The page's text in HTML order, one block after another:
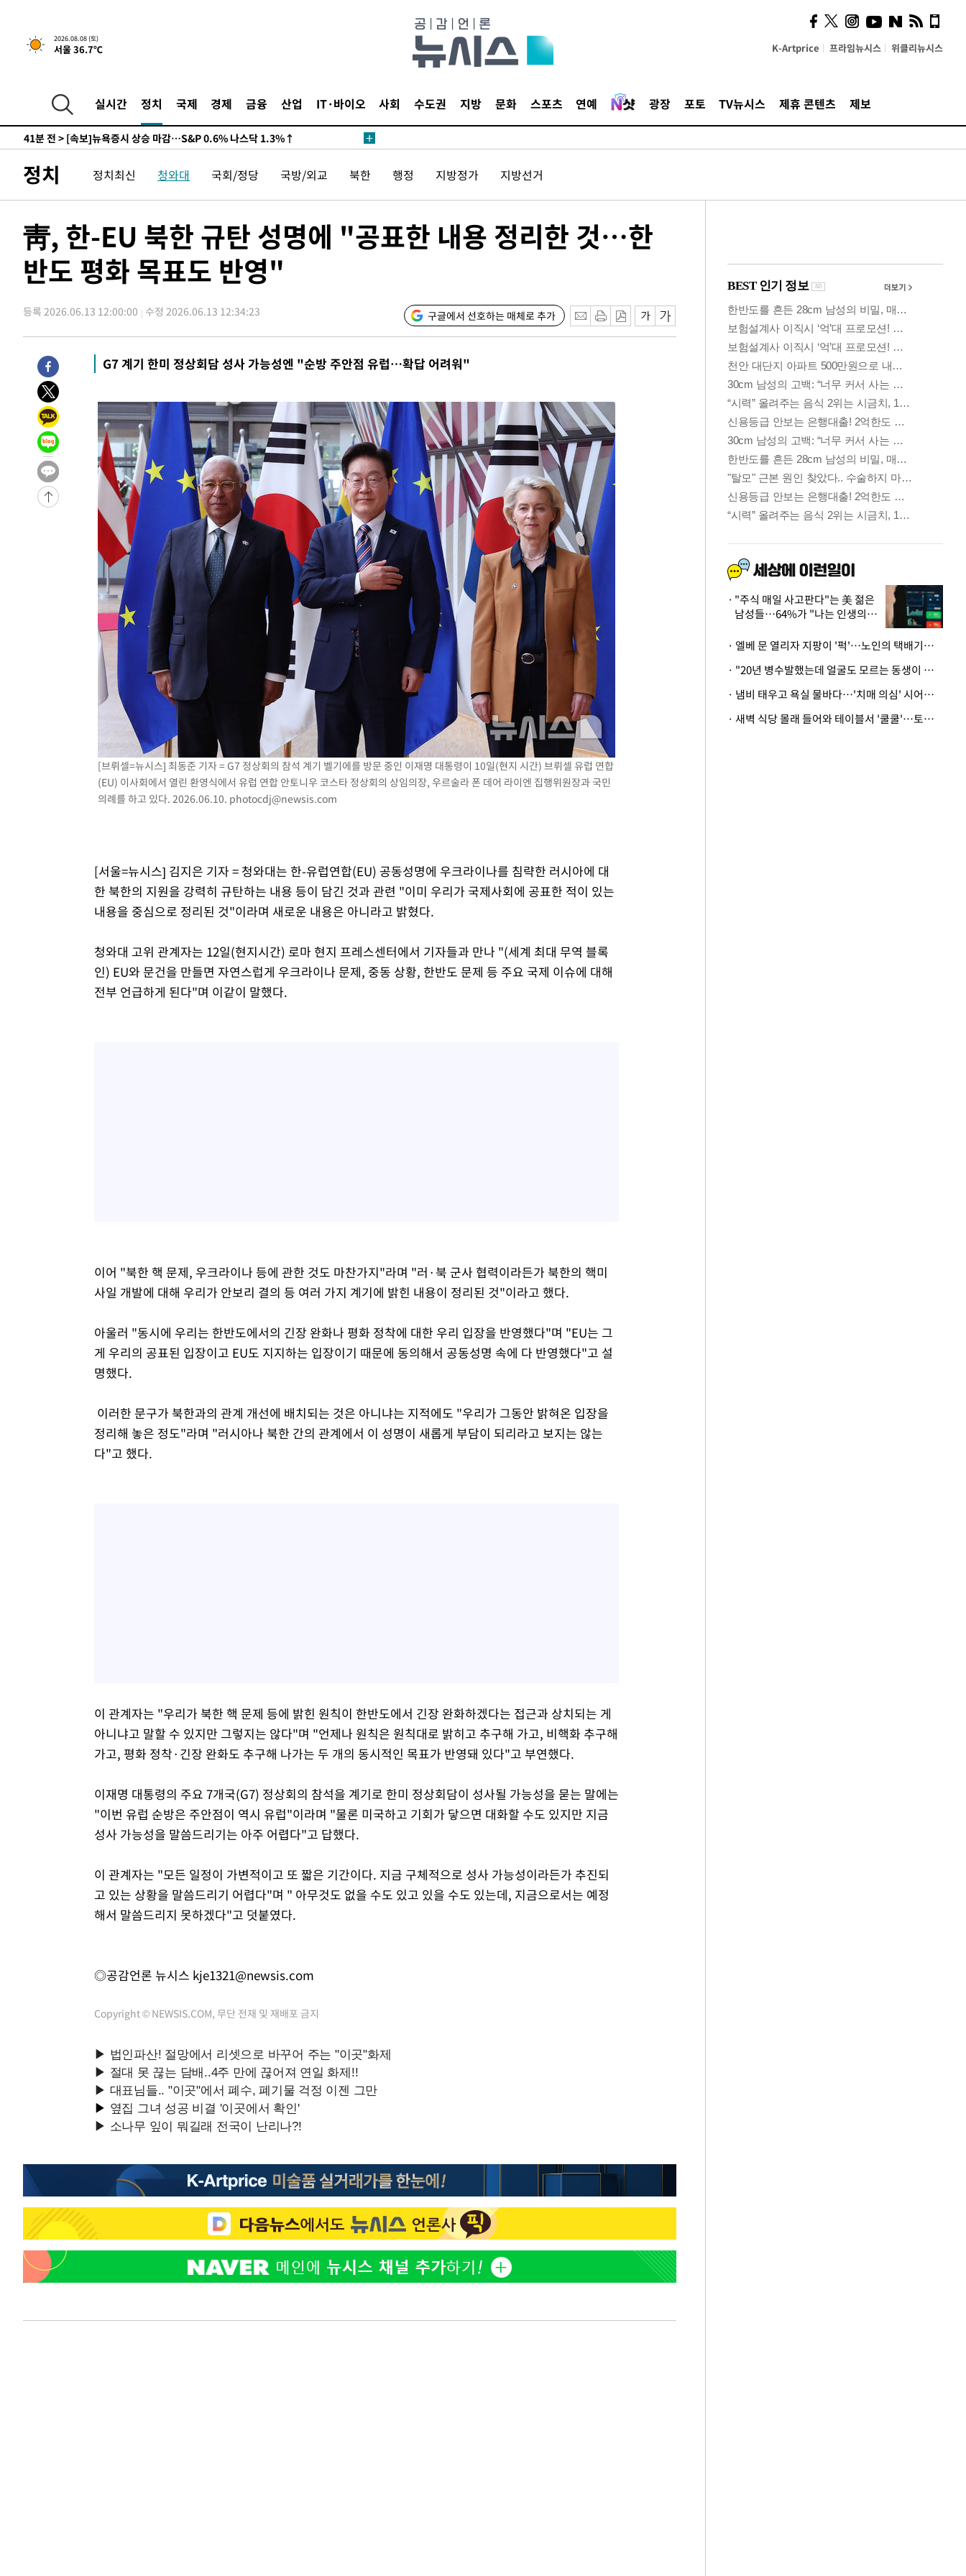
2026.08.08 (토)
서울 36.7℃ K-Artprice 프라임뉴시스 위클리뉴시스
실시간 정치 국제 경제 금융 산업 IT·바이오 사회 수도권 지방 문화 스포츠 연예 광장 포토 TV뉴시스 제휴 콘텐츠 제보
-23976초 전 >여수 오동도 해상서 모터보트 전복…1명 사망·1명 실종
-20203초 전 >극한폭염 한풀 꺾이지만…'낮 최고 35도' 무더위, 열대야 계속[다음
-15738초 전 >
[속보]'압수수색·성접대 논란' 축구협회 "실망과 걱정 안겨드려 죄
-4359초 전 >
41분 전 > [속보]뉴욕증시 상승 마감…S&P 0.6% 나스닥 1.3%↑
-27086초 전 >
선재도서 해루질 나섰다 실종 60대, 닷새 만에 숨진 채 발견
-24620초 전 >남자 농구, 나고야 아시안게임서 '홈팀' 일본과 한일전
-20223초 전 > 극한폭염 한풀 꺾이지만…'낮 최고 35도' 무더위, 열대야 계속[다음
주 날씨]
-17241초 전 >축구협회 "압수수색·성접대 논란 사과…쇄신의 기회로 삼겠다"
-15758초 전 > [속보]'압수수색·성접대 논란' 축구협회 "실망과 걱정 안겨드려 죄
41분 전 >[속보]뉴욕증시 상승 마감…S&P 0.6% 나스닥 1.3%↑
정치 정치최신 청와대 국회/정당 국방/외교 북한 행정 지방정가 지방선거
靑, 한-EU 북한 규탄 성명에 "공표한 내용 정리한 것…한
반도 평화 목표도 반영"
등록 2026.06.13 12:00:00 수정 2026.06.13 12:34:23 구글에서 선호하는 매체로 추가
G7 계기 한미 정상회담 성사 가능성엔 "순방 주안점 유럽…확답 어려워"
[브뤼셀=뉴시스] 최동준 기자 = G7 정상회의 참석 계기 벨기에를 방문 중인 이재명 대통령이 10일(현지 시간) 브뤼셀 유럽 연합
(EU) 이사회에서 열린 환영식에서 유럽 연합 안토니우 코스타 정상회의 상임의장, 우르술라 폰 데어 라이엔 집행위원장과 국민
의례를 하고 있다. 2026.06.10. photocdj@newsis.com
[서울=뉴시스] 김지은 기자 = 청와대는 한-유럽연합(EU) 공동성명에 우크라이나를 침략한 러시아에 대
한 북한의 지원을 강력히 규탄하는 내용 등이 담긴 것과 관련 "이미 우리가 국제사회에 공표한 적이 있는
내용을 중심으로 정리된 것"이라며 새로운 내용은 아니라고 밝혔다.
청와대 고위 관계자는 12일(현지시간) 로마 현지 프레스센터에서 기자들과 만나 "(세계 최대 무역 블록
인) EU와 문건을 만들면 자연스럽게 우크라이나 문제, 중동 상황, 한반도 문제 등 주요 국제 이슈에 대해
전부 언급하게 된다"며 이같이 말했다.
이어 "북한 핵 문제, 우크라이나 등에 관한 것도 마찬가지"라며 "러·북 군사 협력이라든가 북한의 핵미
사일 개발에 대해 우리가 안보리 결의 등 여러 가지 계기에 밝힌 내용이 정리된 것"이라고 했다.
아울러 "동시에 우리는 한반도에서의 긴장 완화나 평화 정착에 대한 우리 입장을 반영했다"며 "EU는 그
게 우리의 공표된 입장이고 EU도 지지하는 입장이기 때문에 동의해서 공동성명 속에 다 반영했다"고 설
명했다.
이러한 문구가 북한과의 관계 개선에 배치되는 것은 아니냐는 지적에도 "우리가 그동안 밝혀온 입장을
정리해 놓은 정도"라며 "러시아나 북한 간의 관계에서 이 성명이 새롭게 부담이 되리라고 보지는 않는
다"고 했다.
이 관계자는 "우리가 북한 핵 문제 등에 밝힌 원칙이 한반도에서 긴장 완화하겠다는 접근과 상치되는 게
아니냐고 말할 수 있지만 그렇지는 않다"며 "언제나 원칙은 원칙대로 밝히고 추구해 가고, 비핵화 추구해
가고, 평화 정착·긴장 완화도 추구해 나가는 두 개의 동시적인 목표가 반영돼 있다"고 부연했다.
이재명 대통령의 주요 7개국(G7) 정상회의 참석을 계기로 한미 정상회담이 성사될 가능성을 묻는 말에는
"이번 유럽 순방은 주안점이 역시 유럽"이라며 "물론 미국하고 기회가 닿으면 대화할 수도 있지만 지금
성사 가능성을 말씀드리기는 아주 어렵다"고 답했다.
이 관계자는 "모든 일정이 가변적이고 또 짧은 기간이다. 지금 구체적으로 성사 가능성이라든가 추진되
고 있는 상황을 말씀드리기 어렵다"며 " 아무것도 없을 수도 있고 있을 수도 있는데, 지금으로서는 예정
해서 말씀드리지 못하겠다"고 덧붙였다.
◎공감언론 뉴시스 kje1321@newsis.com
Copyright © NEWSIS.COM, 무단 전재 및 재배포 금지
사이 해답 찾았죠"…알을
깨고 나온 '초자아'
"주식 매일 사고판다"는 美 젊은
남성들…64%가 "나는 인생의
· 엘베 문 열리자 지팡이 '퍽'…노인의 택배기사 폭행 이유
· "20년 병수발했는데 얼굴도 모르는 동생이 유산 절반을"…배다른 형제 상속권 있을까
· 냄비 태우고 욕실 물바다…'치매 의심' 시어머니 검사 권유했다가 '날벼락'
· 새벽 식당 몰래 들어와 테이블서 '쿨쿨'…토사물 남기고 사라진 남성